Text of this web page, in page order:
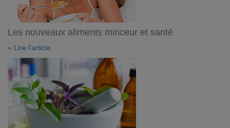
Les nouveaux aliments minceur et santé
» Lire l'article